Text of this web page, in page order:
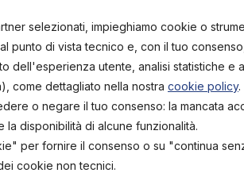
estremamente elastica e
a tutte le lunghezze e
selezionati, impieghiamo cookie o
punto di vista tecnico e, con il tuo
dell'esperienza utente, analisi statistiche e
come dettagliato nella nostra cookie policy.
o negare il tuo consenso: la mancata
disponibilità di alcune funzionalità.
per fornire il consenso o su "continua
cookie non tecnici.